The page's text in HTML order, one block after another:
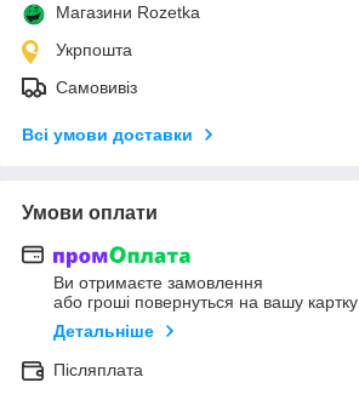
Магазини Rozetka
Укрпошта
Самовивіз
Всі умови доставки
Умови оплати
Ви отримаєте замовлення
або гроші повернуться на вашу картку
Детальніше
Післяплата